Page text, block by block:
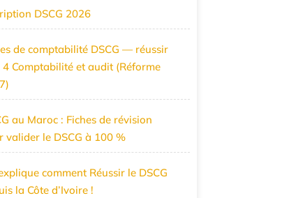
DSCG 2026
de comptabilité DSCG — réussir
4 Comptabilité et audit (Réforme
au Maroc : Fiches de révision
valider le DSCG à 100 %
comment Réussir le DSCG
la Côte d’Ivoire !